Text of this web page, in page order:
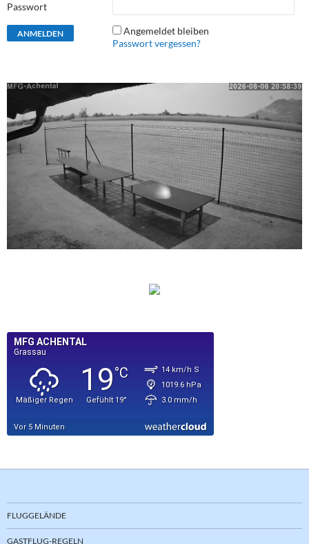
Passwort
Angemeldet bleiben
Passwort vergessen?
FLUGGELÄNDE
GASTFLUG-REGELN